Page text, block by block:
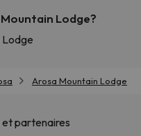
Lodge?
Lodge
Arosa Mountain Lodge
partenaires